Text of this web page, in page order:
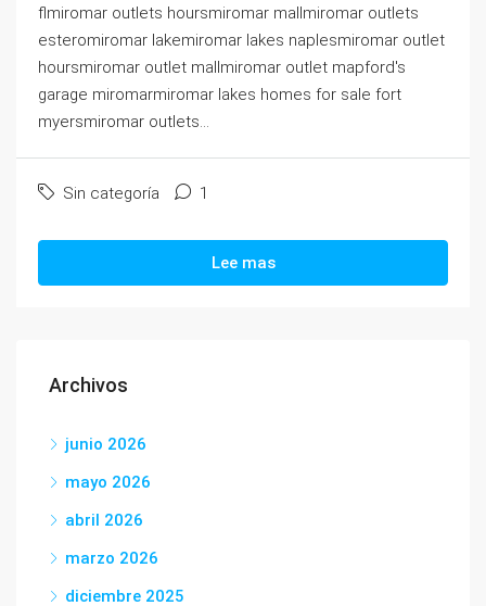
flmiromar outlets hoursmiromar mallmiromar outlets
esteromiromar lakemiromar lakes naplesmiromar outlet
hoursmiromar outlet mallmiromar outlet mapford's
garage miromarmiromar lakes homes for sale fort
myersmiromar outlets...
Sin categoría 1
Lee mas
Archivos
junio 2026
mayo 2026
abril 2026
marzo 2026
diciembre 2025